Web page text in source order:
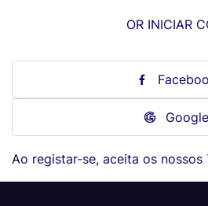
OR INICIAR
Google
Ao registar-se, aceita os nossos